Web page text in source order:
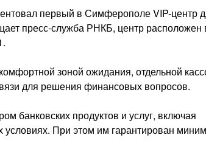
первый в Симферополе VIP-центр
пресс-служба РНКБ, центр расположен
зоной ожидания, отдельной
для решения финансовых вопросов.
банковских продуктов и услуг, включая
При этом им гарантирован